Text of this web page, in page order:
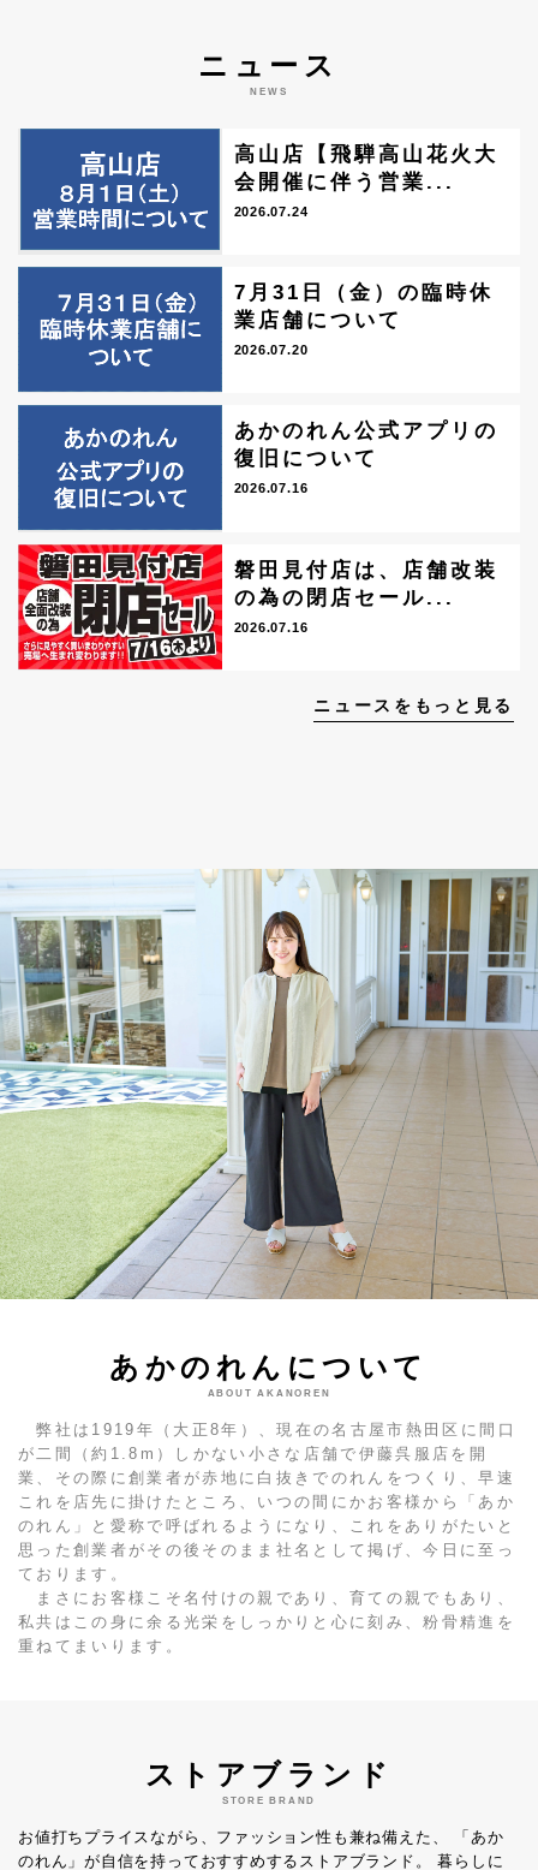
ニュース
NEWS
高山店【飛騨高山花火大
会開催に伴う営業...
2026.07.24
7月31日（金）の臨時休
業店舗について
2026.07.20
あかのれん公式アプリの
復旧について
2026.07.16
磐田見付店は、店舗改装
の為の閉店セール...
2026.07.16
ニュースをもっと見る
あかのれんについて
ABOUT AKANOREN
弊社は1919年（大正8年）、現在の名古屋市熱田区に間口
が二間（約1.8m）しかない小さな店舗で伊藤呉服店を開
業、その際に創業者が赤地に白抜きでのれんをつくり、早速
これを店先に掛けたところ、いつの間にかお客様から「あか
のれん」と愛称で呼ばれるようになり、これをありがたいと
思った創業者がその後そのまま社名として掲げ、今日に至っ
ております。
まさにお客様こそ名付けの親であり、育ての親でもあり、
私共はこの身に余る光栄をしっかりと心に刻み、粉骨精進を
重ねてまいります。
ストアブランド
STORE BRAND
お値打ちプライスながら、ファッション性も兼ね備えた、
「あか
のれん」が自信を持っておすすめするストアブランド。
暮らしに